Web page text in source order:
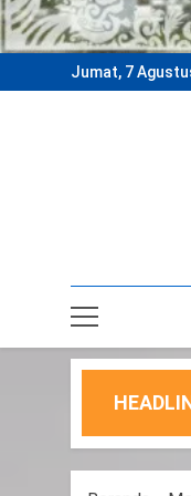
Jumat, 7
Pemuda Kampung